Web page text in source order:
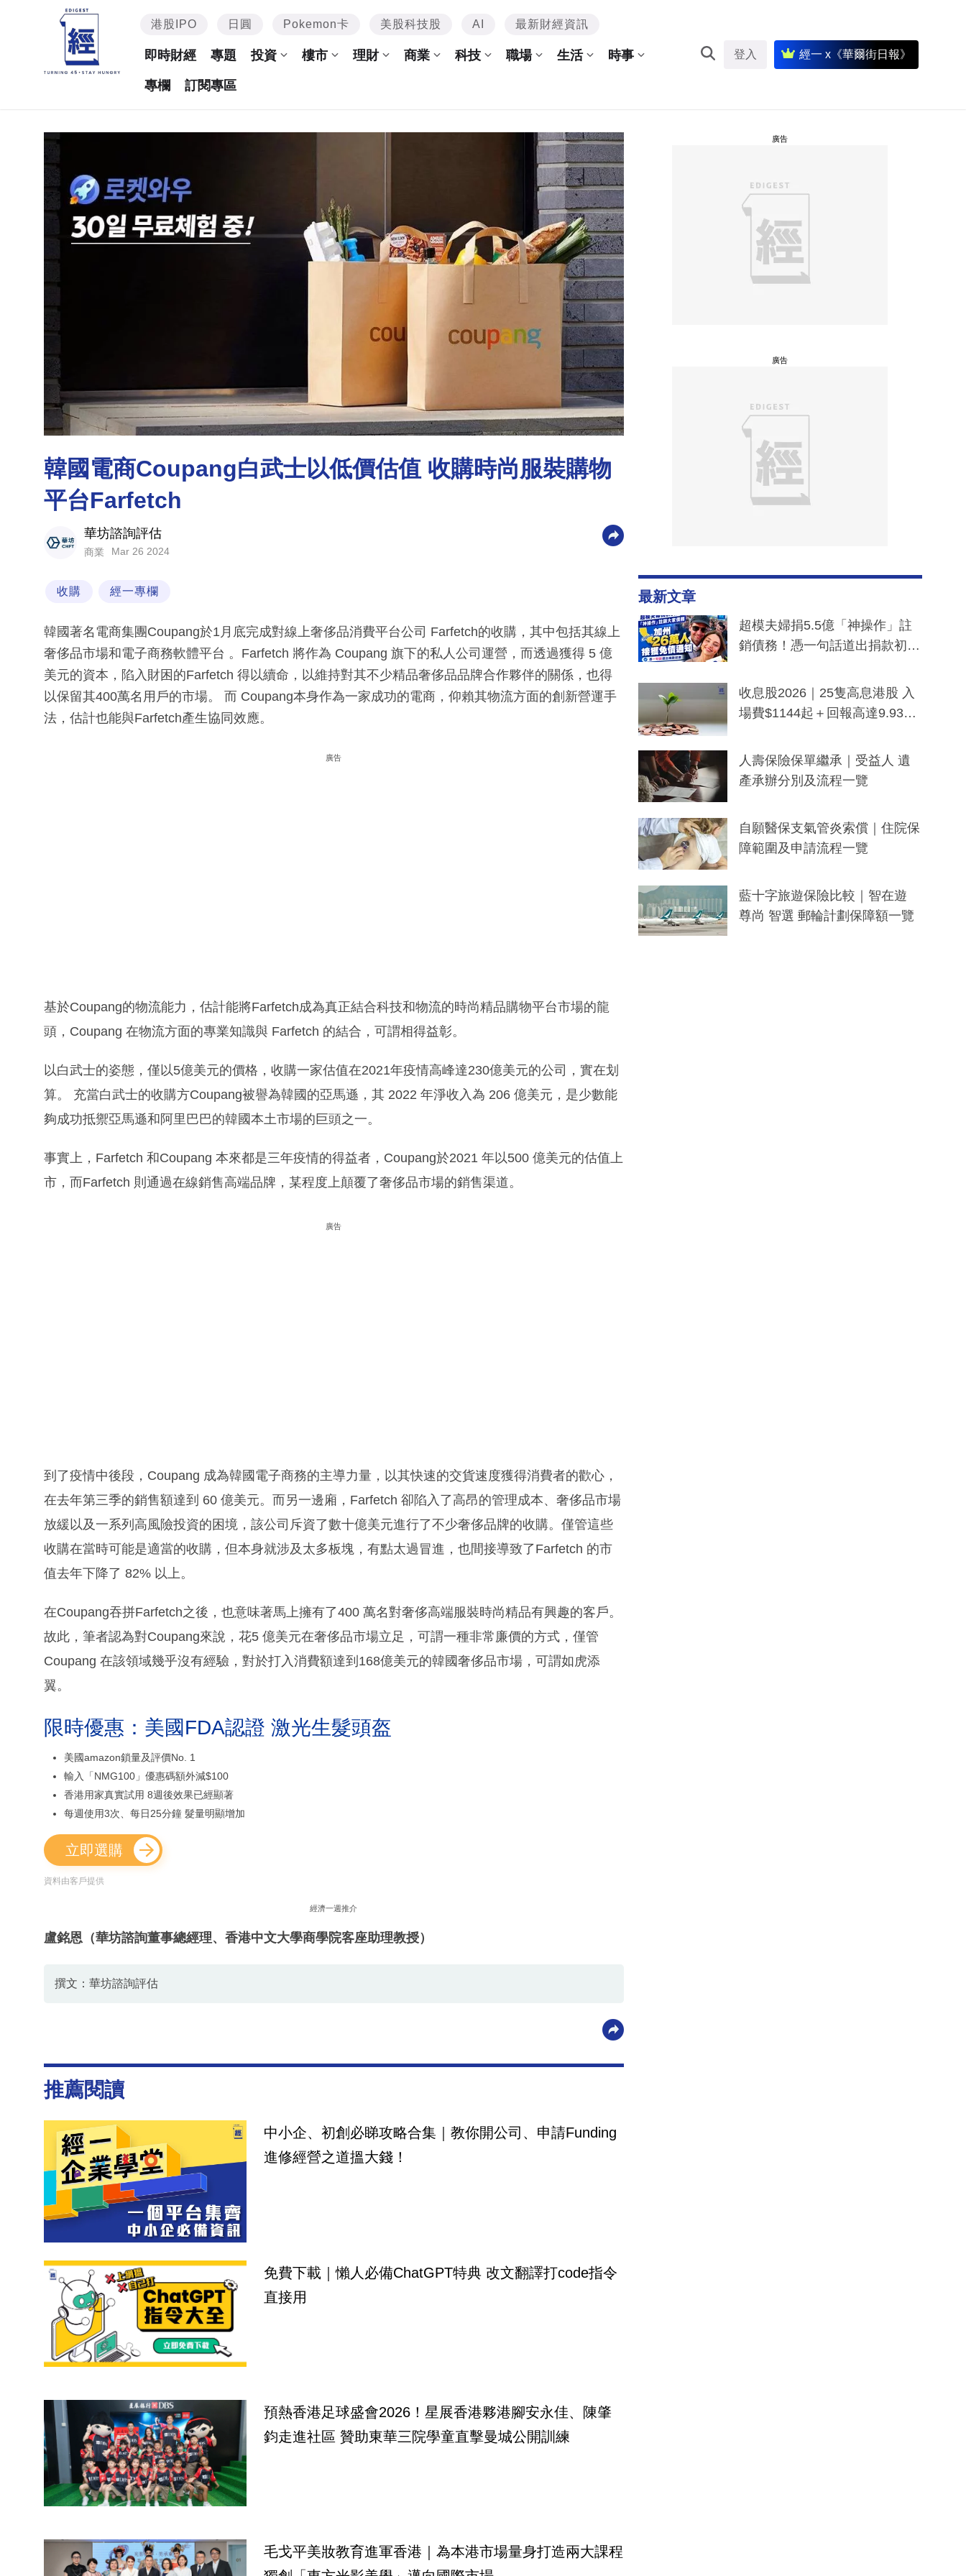
港股IPO 日圓 Pokemon卡 美股科技股 AI 最新財經資訊
即時財經 專題 投資 樓市 理財 商業 科技 職場 生活 時事
專欄 訂閱專區
登入 經一 x《華爾街日報》
韓國電商Coupang白武士以低價估值 收購時尚服裝購物
平台Farfetch
華坊諮詢評估
商業 Mar 26 2024
收購 經一專欄
韓國著名電商集團Coupang於1月底完成對線上奢侈品消費平台公司 Farfetch的收購，其中包括其線上
奢侈品市場和電子商務軟體平台 。Farfetch 將作為 Coupang 旗下的私人公司運營，而透過獲得 5 億
美元的資本，陷入財困的Farfetch 得以續命，以維持對其不少精品奢侈品品牌合作夥伴的關係，也得
以保留其400萬名用戶的市場。 而 Coupang本身作為一家成功的電商，仰賴其物流方面的創新營運手
法，估計也能與Farfetch產生協同效應。
廣告
基於Coupang的物流能力，估計能將Farfetch成為真正結合科技和物流的時尚精品購物平台市場的龍
頭，Coupang 在物流方面的專業知識與 Farfetch 的結合，可謂相得益彰。
以白武士的姿態，僅以5億美元的價格，收購一家估值在2021年疫情高峰達230億美元的公司，實在划
算。 充當白武士的收購方Coupang被譽為韓國的亞馬遜，其 2022 年淨收入為 206 億美元，是少數能
夠成功抵禦亞馬遜和阿里巴巴的韓國本土市場的巨頭之一。
事實上，Farfetch 和Coupang 本來都是三年疫情的得益者，Coupang於2021 年以500 億美元的估值上
市，而Farfetch 則通過在線銷售高端品牌，某程度上顛覆了奢侈品市場的銷售渠道。
廣告
到了疫情中後段，Coupang 成為韓國電子商務的主導力量，以其快速的交貨速度獲得消費者的歡心，
在去年第三季的銷售額達到 60 億美元。而另一邊廂，Farfetch 卻陷入了高昂的管理成本、奢侈品市場
放緩以及一系列高風險投資的困境，該公司斥資了數十億美元進行了不少奢侈品牌的收購。僅管這些
收購在當時可能是適當的收購，但本身就涉及太多板塊，有點太過冒進，也間接導致了Farfetch 的市
值去年下降了 82% 以上。
在Coupang吞拼Farfetch之後，也意味著馬上擁有了400 萬名對奢侈高端服裝時尚精品有興趣的客戶。
故此，筆者認為對Coupang來說，花5 億美元在奢侈品市場立足，可謂一種非常廉價的方式，僅管
Coupang 在該領域幾乎沒有經驗，對於打入消費額達到168億美元的韓國奢侈品市場，可謂如虎添
翼。
限時優惠：美國FDA認證 激光生髮頭盔
美國amazon鎖量及評價No. 1
輸入「NMG100」優惠碼額外減$100
香港用家真實試用 8週後效果已經顯著
每週使用3次、每日25分鐘 髮量明顯增加
立即選購
資料由客戶提供
經濟一週推介
盧銘恩（華坊諮詢董事總經理、香港中文大學商學院客座助理教授）
撰文：華坊諮詢評估
推薦閱讀
中小企、初創必睇攻略合集｜教你開公司、申請Funding
進修經營之道搵大錢！
免費下載｜懶人必備ChatGPT特典 改文翻譯打code指令
直接用
預熱香港足球盛會2026！星展香港夥港腳安永佳、陳肇
鈞走進社區 贊助東華三院學童直擊曼城公開訓練
毛戈平美妝教育進軍香港｜為本港市場量身打造兩大課程
廣告
廣告
最新文章
超模夫婦捐5.5億「神操作」註
銷債務！憑一句話道出捐款初
一度被誤當詐騙手段
收息股2026｜25隻高息港股 入
場費$1144起＋回報高達9.93
人壽保險保單繼承｜受益人 遺
產承辦分別及流程一覽
自願醫保支氣管炎索償｜住院保
障範圍及申請流程一覽
藍十字旅遊保險比較｜智在遊
尊尚 智選 郵輪計劃保障額一覽